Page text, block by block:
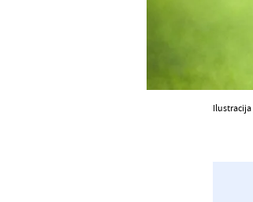
Ilustracija